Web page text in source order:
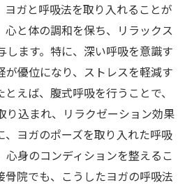
ヨガと呼吸法を取り入れることが
心と体の調和を保ち、リラックス
します。特に、深い呼吸を意識す
が優位になり、ストレスを軽減す
えば、腹式呼吸を行うことで、
り込まれ、リラクゼーション効果
、ヨガのポーズを取り入れた呼吸
心身のコンディションを整えるこ
骨院でも、こうしたヨガの呼吸法